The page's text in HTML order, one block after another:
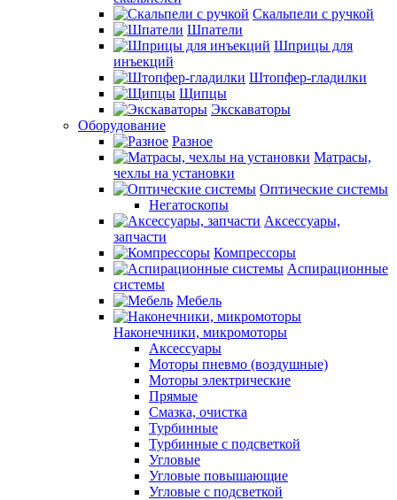
Скальпели с ручкой
Шпатели
Шприцы для
инъекций
Штопфер-гладилки
Щипцы
Экскаваторы
Оборудование
Разное
Матрасы,
чехлы на установки
Оптические системы
Негатоскопы
Аксессуары,
запчасти
Компрессоры
Аспирационные
системы
Мебель
Наконечники, микромоторы
Аксессуары
Моторы пневмо (воздушные)
Моторы электрические
Прямые
Смазка, очистка
Турбинные
Турбинные с подсветкой
Угловые
Угловые повышающие
Угловые с подсветкой